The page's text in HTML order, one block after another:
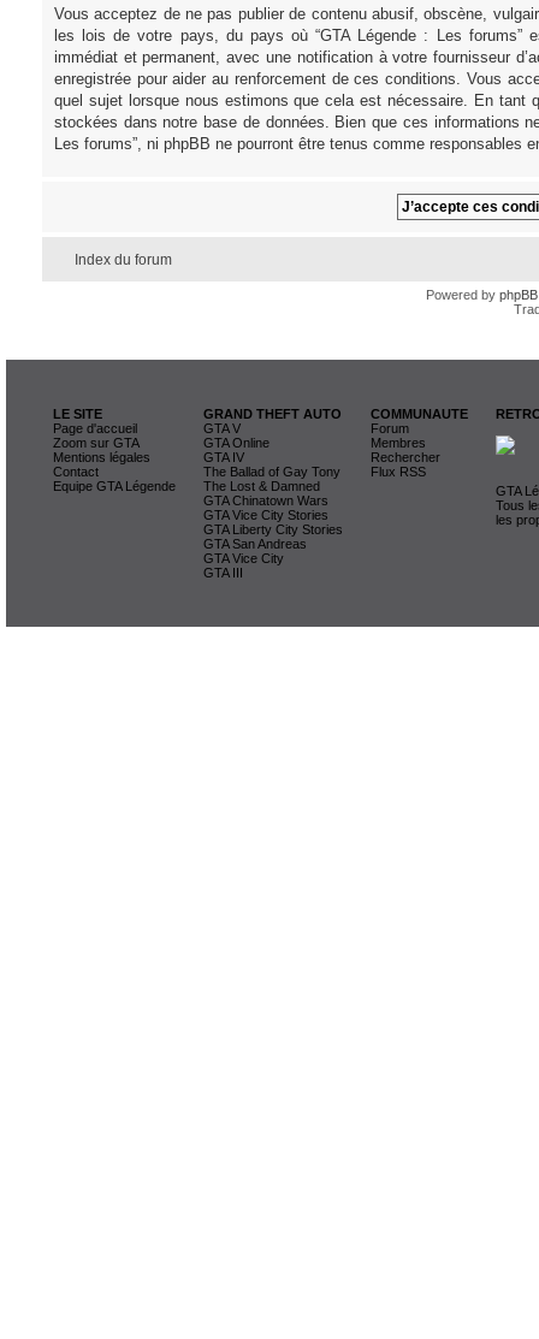
Vous acceptez de ne pas publier de contenu abusif, obscène,
les lois de votre pays, du pays où “GTA Légende : Les
immédiat et permanent, avec une notification à votre fournisseur
enregistrée pour aider au renforcement de ces conditions. Vous
quel sujet lorsque nous estimons que cela est nécessaire. En tant
stockées dans notre base de données. Bien que ces informations
Les forums”, ni phpBB ne pourront être tenus comme
Index du forum
Powered by phpBB
LE SITE
Page d'accueil
Zoom sur GTA
Mentions légales
Contact
Equipe GTA Légende
GRAND THEFT AUTO
GTA V
GTA Online
GTA IV
The Ballad of Gay Tony
The Lost & Damned
GTA Chinatown Wars
GTA Vice City Stories
GTA Liberty City Stories
GTA San Andreas
GTA Vice City
GTA III
COMMUNAUTE
Forum
Membres
Rechercher
Flux RSS
GTA
Tous
les